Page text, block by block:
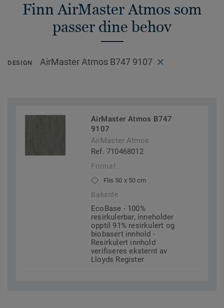
Finn AirMaster Atmos som
passer dine behov
DESIGN AirMaster Atmos B747 9107
AirMaster Atmos B747
9107
AirMaster Atmos
Ref. 710468012
Format
Flis 50 x 50 cm
Bakside
EcoBase - 100%
resirkulerbar, inneholder
opptil 91% resirkulert og
biobasert innhold -
Resirkulert innhold
verifiseres eksternt av
Lloyds Register